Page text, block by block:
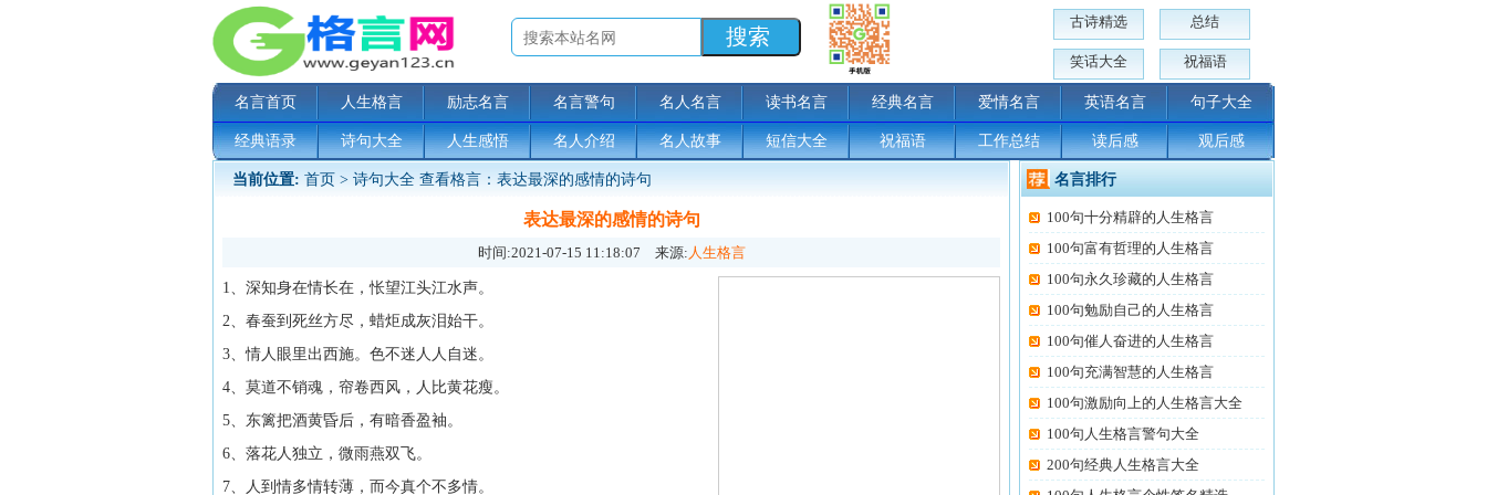
古诗精选 总结
笑话大全 祝福语
名言首页 人生格言 励志名言 名言警句 名人名言 读书名言 经典名言 爱情名言 英语名言 句子大全
经典语录 诗句大全 人生感悟 名人介绍 名人故事 短信大全 祝福语 工作总结 读后感 观后感
当前位置: 首页 > 诗句大全 查看格言：表达最深的感情的诗句
表达最深的感情的诗句
时间:2021-07-15 11:18:07 来源: 人生格言
1、深知身在情长在，怅望江头江水声。
2、春蚕到死丝方尽，蜡炬成灰泪始干。
3、情人眼里出西施。色不迷人人自迷。
4、莫道不销魂，帘卷西风，人比黄花瘦。
5、东篱把酒黄昏后，有暗香盈袖。
6、落花人独立，微雨燕双飞。
7、人到情多情转薄，而今真个不多情。
名言排行
100句十分精辟的人生格言
100句富有哲理的人生格言
100句永久珍藏的人生格言
100句勉励自己的人生格言
100句催人奋进的人生格言
100句充满智慧的人生格言
100句激励向上的人生格言大全
100句人生格言警句大全
200句经典人生格言大全